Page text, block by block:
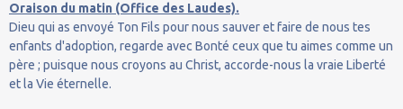
Oraison du matin (Office des Laudes).
Dieu qui as envoyé Ton Fils pour nous sauver et faire de nous tes
enfants d'adoption, regarde avec Bonté ceux que tu aimes comme un
père ; puisque nous croyons au Christ, accorde-nous la vraie Liberté
et la Vie éternelle.